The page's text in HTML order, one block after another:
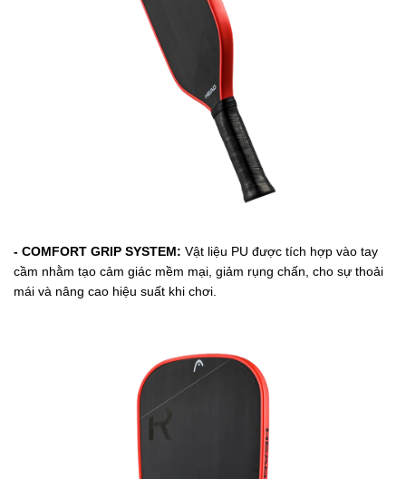
- COMFORT GRIP SYSTEM: Vật liệu PU được tích hợp vào tay
cầm nhằm tạo cảm giác mềm mại, giảm rụng chấn, cho sự thoải
mái và nâng cao hiệu suất khi chơi.